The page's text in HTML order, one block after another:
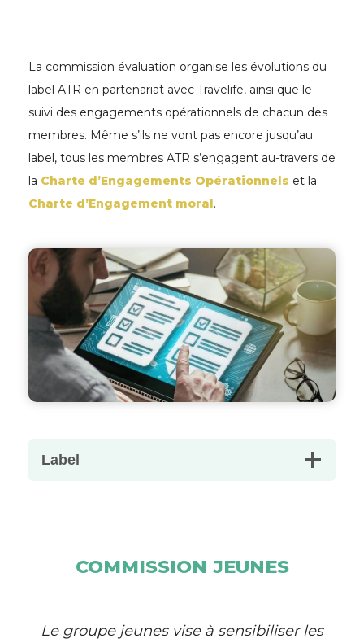
La commission évaluation organise les évolutions du
label ATR en partenariat avec Travelife, ainsi que le
suivi des engagements opérationnels de chacun des
membres. Même s’ils ne vont pas encore jusqu’au
label, tous les membres ATR s’engagent au-travers de
la Charte d’Engagements Opérationnels et la
Charte d’Engagement moral.
Label
COMMISSION JEUNES
Le groupe jeunes vise à sensibiliser les